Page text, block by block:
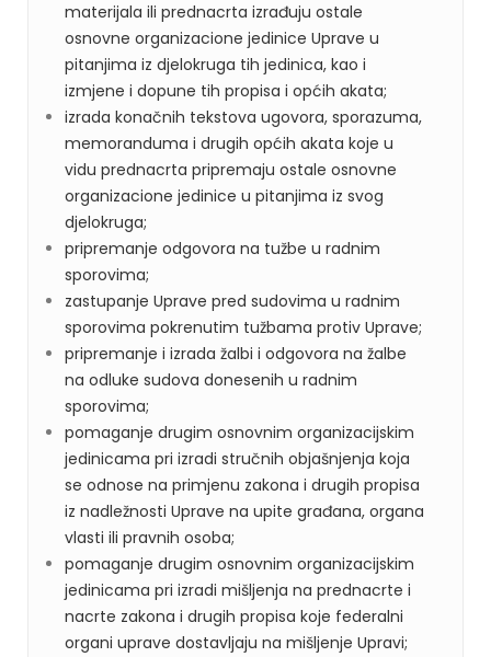
materijala ili prednacrta izrađuju ostale
osnovne organizacione jedinice Uprave u
pitanjima iz djelokruga tih jedinica, kao i
izmjene i dopune tih propisa i općih akata;
izrada konačnih tekstova ugovora, sporazuma,
memoranduma i drugih općih akata koje u
vidu prednacrta pripremaju ostale osnovne
organizacione jedinice u pitanjima iz svog
djelokruga;
pripremanje odgovora na tužbe u radnim
sporovima;
zastupanje Uprave pred sudovima u radnim
sporovima pokrenutim tužbama protiv Uprave;
pripremanje i izrada žalbi i odgovora na žalbe
na odluke sudova donesenih u radnim
sporovima;
pomaganje drugim osnovnim organizacijskim
jedinicama pri izradi stručnih objašnjenja koja
se odnose na primjenu zakona i drugih propisa
iz nadležnosti Uprave na upite građana, organa
vlasti ili pravnih osoba;
pomaganje drugim osnovnim organizacijskim
jedinicama pri izradi mišljenja na prednacrte i
nacrte zakona i drugih propisa koje federalni
organi uprave dostavljaju na mišljenje Upravi;